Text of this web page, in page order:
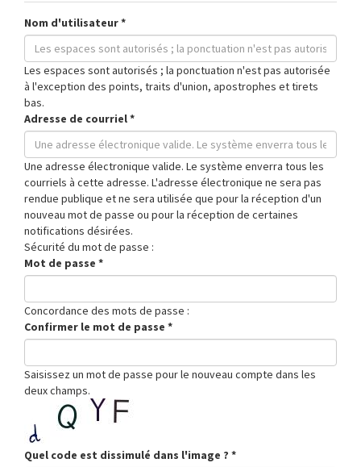
Nom d'utilisateur*
Les espaces sont autorisés ; la ponctuation n'est pas autorisée
à l'exception des points, traits d'union, apostrophes et tirets
bas.
Adresse de courriel*
Une adresse électronique valide. Le système enverra tous les
courriels à cette adresse. L'adresse électronique ne sera pas
rendue publique et ne sera utilisée que pour la réception d'un
nouveau mot de passe ou pour la réception de certaines
notifications désirées.
Sécurité du mot de passe :
Mot de passe *
Concordance des mots de passe :
Confirmer le mot de passe *
Saisissez un mot de passe pour le nouveau compte dans les
deux champs.
Quel code est dissimulé dans l'image ? *